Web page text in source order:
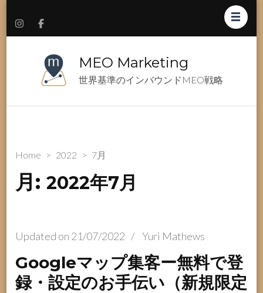
MEO Marketing
世界基準のインバウンドMEO戦略
Home > 2022 > 7月
月:2022年7月
Updated on 21/07/2022 / Yuri Mathews
Googleマップ集客ー無料で登
録・設定のお手伝い（新規限定